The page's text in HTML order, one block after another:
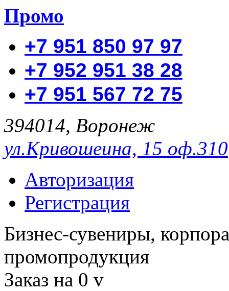
Промо
+7 951 850 97 97
+7 952 951 38 28
+7 951 567 72 75
394014, Воронеж
ул.Кривошеина, 15 оф.310
Авторизация
Регистрация
Бизнес-сувениры,
промопродукция
Заказ на 0 v